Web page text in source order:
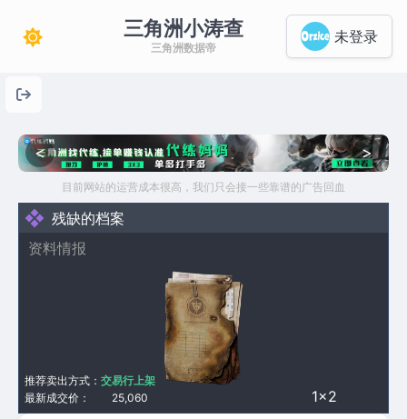
三角洲小涛查
三角洲数据帝
未登录
< >
目前网站的运营成本很高，我们只会接一些靠谱的广告回血
残缺的档案
资料情报
1×2
最新成交价： 25,060
推荐卖出方式： 交易行上架